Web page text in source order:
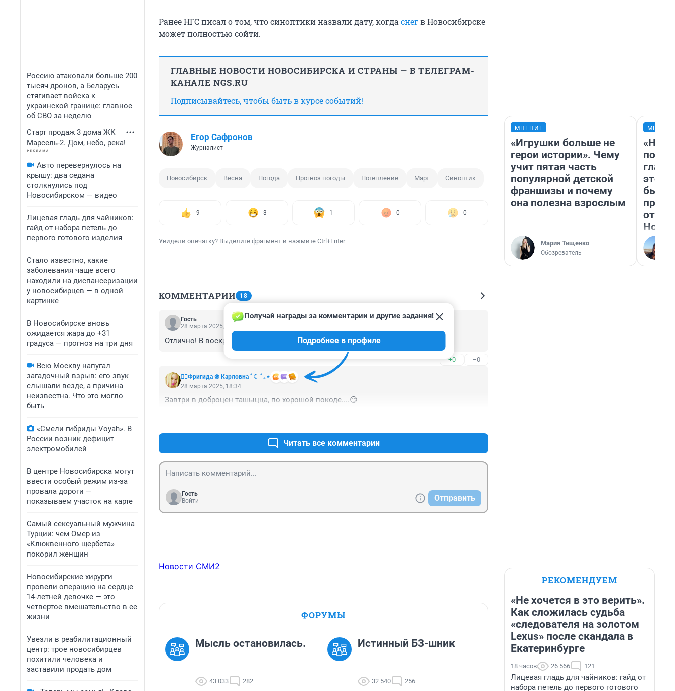
Россию атаковали больше 200
тысяч дронов, а Беларусь
стягивает войска к
украинской границе: главное
об СВО за неделю
Старт продаж 3 дома ЖК
Марсель-2. Дом, небо, река!
Авто перевернулось на
крышу: два седана
столкнулись под
Новосибирском — видео
Лицевая гладь для чайников:
гайд от набора петель до
первого готового изделия
Стало известно, какие
заболевания чаще всего
находили на диспансеризации
у новосибирцев — в одной
картинке
В Новосибирске вновь
ожидается жара до +31
градуса — прогноз на три дня
Всю Москву напугал
загадочный взрыв: его звук
слышали везде, а причина
неизвестна. Что это могло
быть
«Смели гибриды Voyah». В
России возник дефицит
электромобилей
В центре Новосибирска могут
ввести особый режим из-за
провала дороги —
показываем участок на карте
Самый сексуальный мужчина
Турции: чем Омер из
«Клюквенного щербета»
покорил женщин
Новосибирские хирурги
провели операцию на сердце
14-летней девочке — это
четвертое вмешательство в ее
жизни
Увезли в реабилитационный
центр: трое новосибирцев
похитили человека и
заставили продать дом
Ранее НГС писал о том, что синоптики назвали дату, когда снегв Новосибирске
может полностью сойти.
ГЛАВНЫЕ НОВОСТИ НОВОСИБИРСКА И СТРАНЫ — В ТЕЛЕГРАМ-
КАНАЛЕ NGS.RU
Подписывайтесь, чтобы быть в курсе событий!
Егор Сафронов
Журналист
Новосибирск Весна Погода Прогноз погоды Потепление Март Синоптик
9 3 1 0 0
Увидели опечатку? Выделите фрагмент и нажмите Ctrl+Enter
КОММЕНТАРИИ 18
Гость
28 марта 2025, 18:43
Отлично! В воскресенье время барашка есть!
+0 –0
❤️‍🔥Фригида ❀ Карловна ﾟ☾ ﾟ｡⋆
Получай награды за комментарии и другие задания!
Подробнее в профиле
28 марта 2025, 18:34
Завтри в доброцен ташыцца, по хорошой покоде....😏
Читать все комментарии
Гость
Войти
Отправить
Новости СМИ2
ФОРУМЫ
Мысль остановилась.
43 033 282
Истинный БЗ-шник
32 540 256
МНЕНИЕ
«Игрушки больше не
герои истории». Чему
учит пятая часть
популярной детской
франшизы и почему
она полезна взрослым
Мария Тищенко
Обозреватель
этого
бьет
РЕКОМЕНДУЕМ
«Не хочется в это верить».
Как сложилась судьба
«следователя на золотом
Lexus» после скандала в
Екатеринбурге
18 часов 26 566 121
Лицевая гладь для чайников: гайд от
набора петель до первого готового